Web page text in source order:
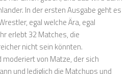
In der ersten Ausgabe geht es
egal welche Ära, egal
erlebt 32 Matches, die
nicht sein könnten.
moderiert von Matze, der sich
und lediglich die Matchups und